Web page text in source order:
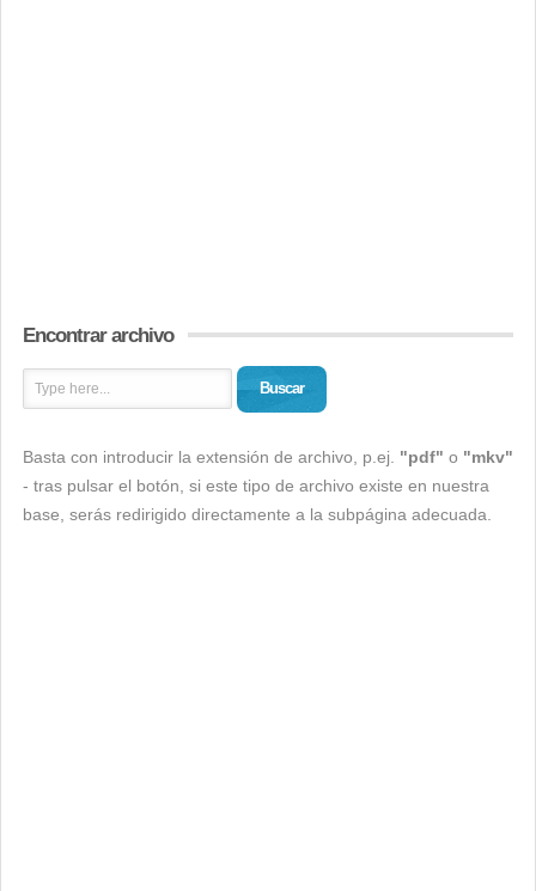
Encontrar archivo
Buscar
Basta con introducir la extensión de archivo, p.ej. "pdf" o "mkv"
- tras pulsar el botón, si este tipo de archivo existe en nuestra
base, serás redirigido directamente a la subpágina adecuada.